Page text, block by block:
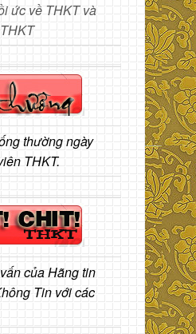
ức về THKT và
thường ngày
THKT.
của Hãng tin
Tin với các